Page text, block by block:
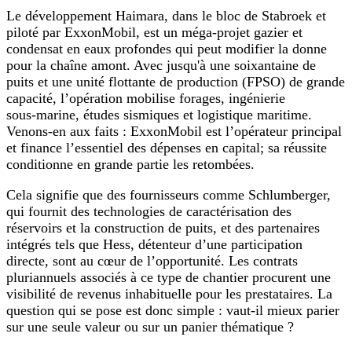
Le développement Haimara, dans le bloc de Stabroek et
piloté par ExxonMobil, est un méga‑projet gazier et
condensat en eaux profondes qui peut modifier la donne
pour la chaîne amont. Avec jusqu'à une soixantaine de
puits et une unité flottante de production (FPSO) de grande
capacité, l’opération mobilise forages, ingénierie
sous‑marine, études sismiques et logistique maritime.
Venons‑en aux faits : ExxonMobil est l’opérateur principal
et finance l’essentiel des dépenses en capital; sa réussite
conditionne en grande partie les retombées.
Cela signifie que des fournisseurs comme Schlumberger,
qui fournit des technologies de caractérisation des
réservoirs et la construction de puits, et des partenaires
intégrés tels que Hess, détenteur d’une participation
directe, sont au cœur de l’opportunité. Les contrats
pluriannuels associés à ce type de chantier procurent une
visibilité de revenus inhabituelle pour les prestataires. La
question qui se pose est donc simple : vaut‑il mieux parier
sur une seule valeur ou sur un panier thématique ?